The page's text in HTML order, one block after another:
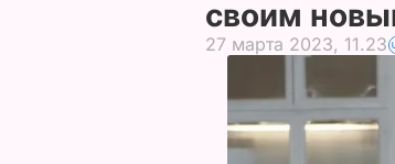
своим
27 марта 2023, 11.23